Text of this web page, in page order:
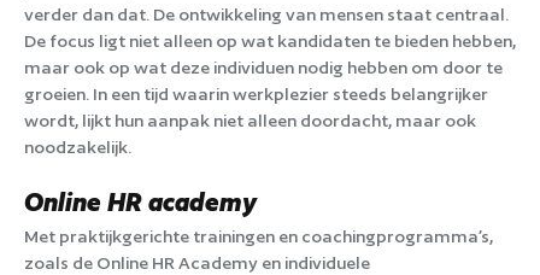
verder dan dat. De ontwikkeling van mensen staat centraal.
De focus ligt niet alleen op wat kandidaten te bieden hebben,
maar ook op wat deze individuen nodig hebben om door te
groeien. In een tijd waarin werkplezier steeds belangrijker
wordt, lijkt hun aanpak niet alleen doordacht, maar ook
noodzakelijk.
Online HR academy
Met praktijkgerichte trainingen en coachingprogramma’s,
zoals de Online HR Academy en individuele